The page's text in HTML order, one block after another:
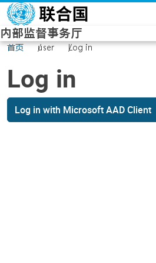
Skip to main content
内部监督事务厅
首页 user Log in
Log in
Log in with Microsoft AAD Client